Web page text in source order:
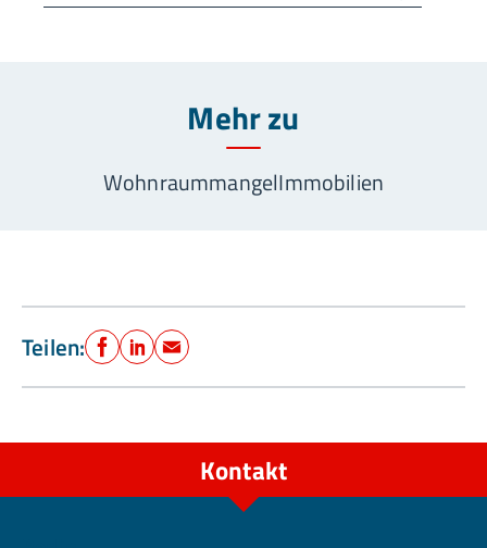
Mehr zu
WohnraummangelImmobilien
Teilen: Facebook
LinkedIn
E-Mail
Kontakt